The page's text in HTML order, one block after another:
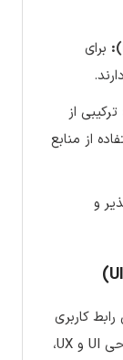
برای
ترکیبی از
از منابع
و
کاربری
(UI) و تجربه کاربری (UX) است. هدف از طراحی UI و UX،